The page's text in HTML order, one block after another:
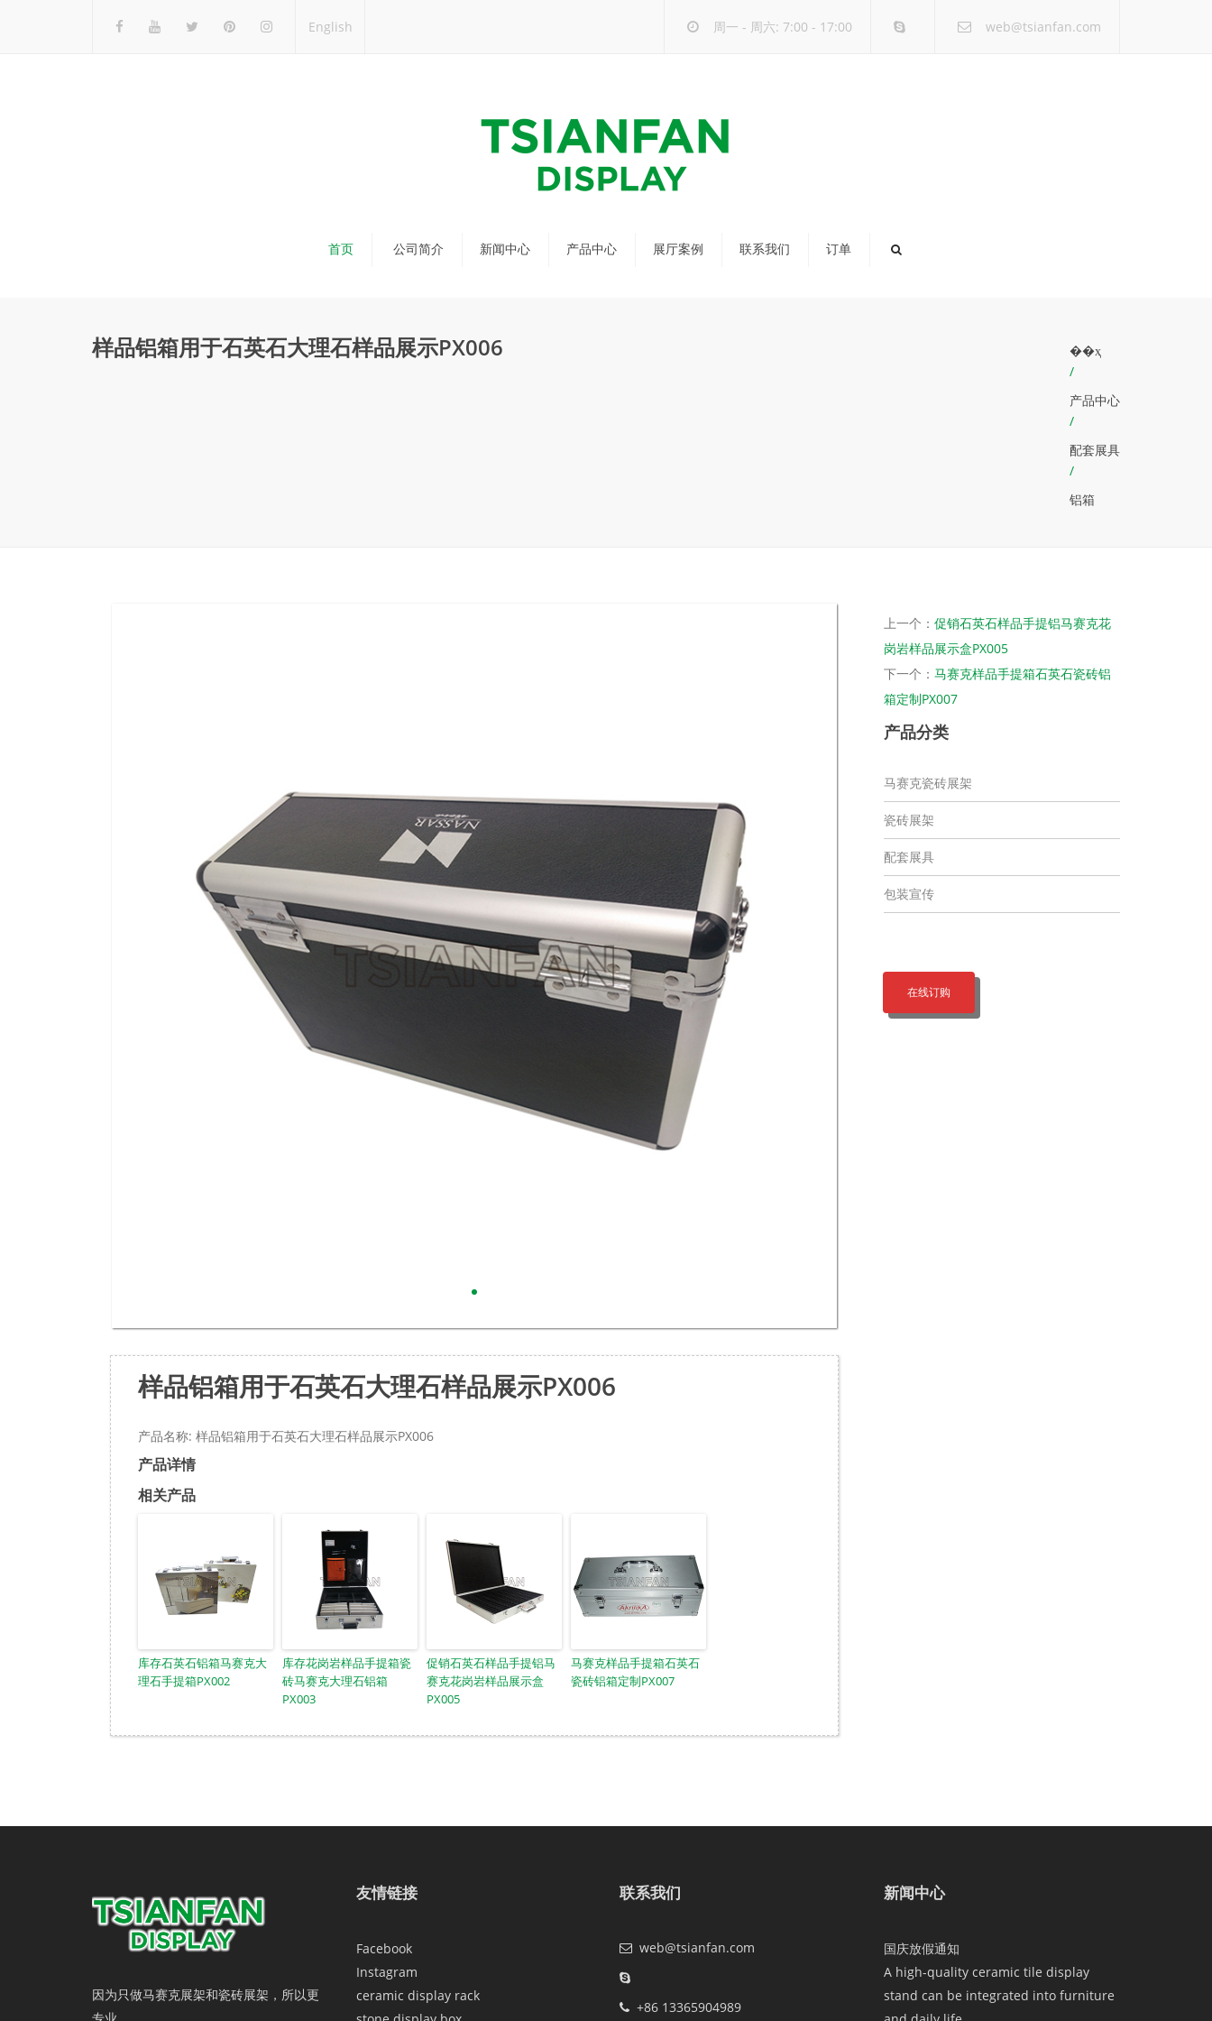
English 周一 - 周六: 7:00 - 17:00 web@tsianfan.com
首页 公司简介 新闻中心
行业新闻
产品中心 展厅案例 联系我们 订单
样品铝箱用于石英石大理石样品展示PX006
��ҳ
/
产品中心
/
配套展具
/
铝箱
样品铝箱用于石英石大理石样品展示PX006
产品名称: 样品铝箱用于石英石大理石样品展示PX006
产品详情
相关产品
库存石英石铝箱马赛克大
理石手提箱PX002
库存花岗岩样品手提箱瓷
砖马赛克大理石铝箱
PX003
促销石英石样品手提铝马
赛克花岗岩样品展示盒
PX005
马赛克样品手提箱石英石
瓷砖铝箱定制PX007
上一个： 促销石英石样品手提铝马赛克花
岗岩样品展示盒PX005
下一个： 马赛克样品手提箱石英石瓷砖铝
箱定制PX007
产品分类
马赛克瓷砖展架
瓷砖展架
配套展具
包装宣传
在线订购
因为只做马赛克展架和瓷砖展架，所以更
专业。
友情链接
Facebook
Instagram
ceramic display rack
联系我们
web@tsianfan.com
+86 13365904989
新闻中心
国庆放假通知
A high-quality ceramic tile display
stand can be integrated into furniture